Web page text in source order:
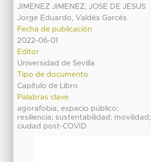
JIMENEZ JIMENEZ, JOSE DE JESUS
Jorge Eduardo, Valdés Garcés
Fecha de publicación
2022-06-01
Editor
Universidad de Sevilla
Tipo de documento
Capítulo de Libro
Palabras clave
agorafobia; espacio público;
resiliencia; sustentabilidad; movilidad;
ciudad post-COVID